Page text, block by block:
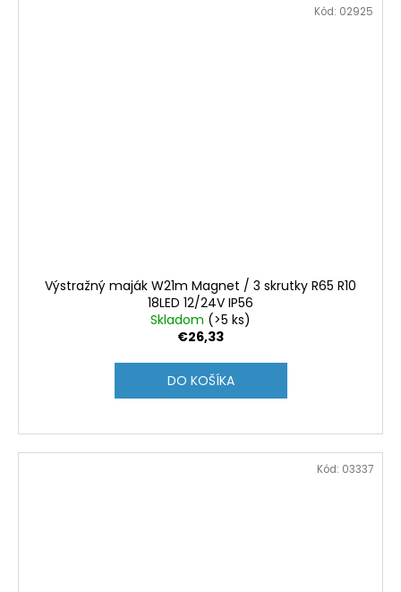
Výstražný maják W21m Magnet / 3 skrutky R65 R10
18LED 12/24V IP56
Skladom (>5 ks)
€26,33
DO KOŠÍKA
Kód: 02925
Kód: 03337